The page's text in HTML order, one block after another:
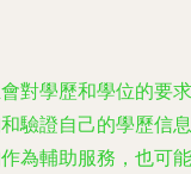
對學歷和學位的要求
驗證自己的學歷信息
為輔助服務，也可能